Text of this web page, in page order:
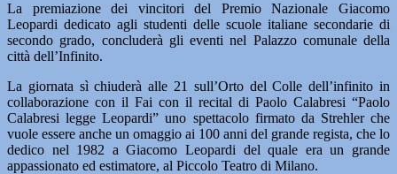
La premiazione dei vincitori del Premio Nazionale Giacomo
Leopardi dedicato agli studenti delle scuole italiane secondarie di
secondo grado, concluderà gli eventi nel Palazzo comunale della
città dell’Infinito.
La giornata sì chiuderà alle 21 sull’Orto del Colle dell’infinito in
collaborazione con il Fai con il recital di Paolo Calabresi “Paolo
Calabresi legge Leopardi” uno spettacolo firmato da Strehler che
vuole essere anche un omaggio ai 100 anni del grande regista, che lo
dedico nel 1982 a Giacomo Leopardi del quale era un grande
appassionato ed estimatore, al Piccolo Teatro di Milano.